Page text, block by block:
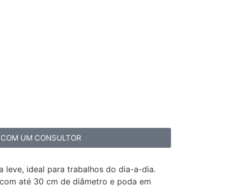
UM CONSULTOR
leve, ideal para trabalhos do dia-a-dia.
até 30 cm de diâmetro e poda em